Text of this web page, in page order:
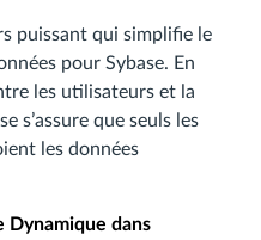
puissant qui simplifie le
pour Sybase. En
les utilisateurs et la
s’assure que seuls les
les données
Dynamique dans